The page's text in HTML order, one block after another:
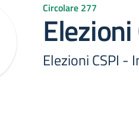
Circolare 277
Elezioni CSPI -